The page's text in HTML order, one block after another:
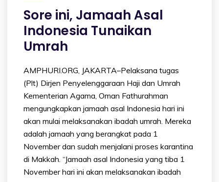
Sore ini, Jamaah Asal
Indonesia Tunaikan
Umrah
AMPHURI.ORG, JAKARTA–Pelaksana tugas
(Plt) Dirjen Penyelenggaraan Haji dan Umrah
Kementerian Agama, Oman Fathurahman
mengungkapkan jamaah asal Indonesia hari ini
akan mulai melaksanakan ibadah umrah. Mereka
adalah jamaah yang berangkat pada 1
November dan sudah menjalani proses karantina
di Makkah. “Jamaah asal Indonesia yang tiba 1
November hari ini akan melaksanakan ibadah